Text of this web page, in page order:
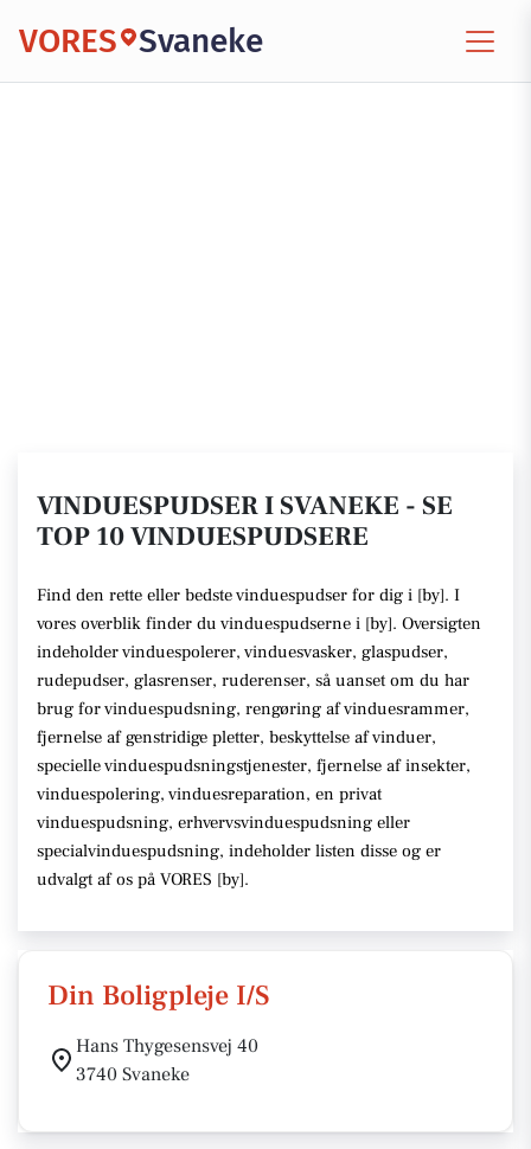
VORES Svaneke
VINDUESPUDSER I SVANEKE - SE
TOP 10 VINDUESPUDSERE
Find den rette eller bedste vinduespudser for dig i [by]. I
vores overblik finder du vinduespudserne i [by]. Oversigten
indeholder vinduespolerer, vinduesvasker, glaspudser,
rudepudser, glasrenser, ruderenser, så uanset om du har
brug for vinduespudsning, rengøring af vinduesrammer,
fjernelse af genstridige pletter, beskyttelse af vinduer,
specielle vinduespudsningstjenester, fjernelse af insekter,
vinduespolering, vinduesreparation, en privat
vinduespudsning, erhvervsvinduespudsning eller
specialvinduespudsning, indeholder listen disse og er
udvalgt af os på VORES [by].
Din Boligpleje I/S
Hans Thygesensvej 40
3740 Svaneke